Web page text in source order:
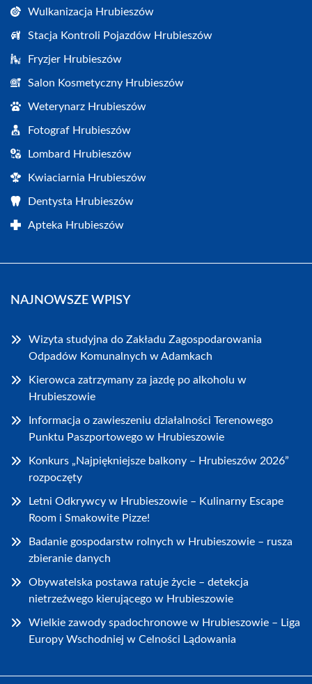
Wulkanizacja Hrubieszów
Stacja Kontroli Pojazdów Hrubieszów
Fryzjer Hrubieszów
Salon Kosmetyczny Hrubieszów
Weterynarz Hrubieszów
Fotograf Hrubieszów
Lombard Hrubieszów
Kwiaciarnia Hrubieszów
Dentysta Hrubieszów
Apteka Hrubieszów
NAJNOWSZE WPISY
Wizyta studyjna do Zakładu Zagospodarowania
Odpadów Komunalnych w Adamkach
Kierowca zatrzymany za jazdę po alkoholu w
Hrubieszowie
Informacja o zawieszeniu działalności Terenowego
Punktu Paszportowego w Hrubieszowie
Konkurs „Najpiękniejsze balkony – Hrubieszów 2026”
rozpoczęty
Letni Odkrywcy w Hrubieszowie – Kulinarny Escape
Room i Smakowite Pizze!
Badanie gospodarstw rolnych w Hrubieszowie – rusza
zbieranie danych
Obywatelska postawa ratuje życie – detekcja
nietrzeźwego kierującego w Hrubieszowie
Wielkie zawody spadochronowe w Hrubieszowie – Liga
Europy Wschodniej w Celności Lądowania